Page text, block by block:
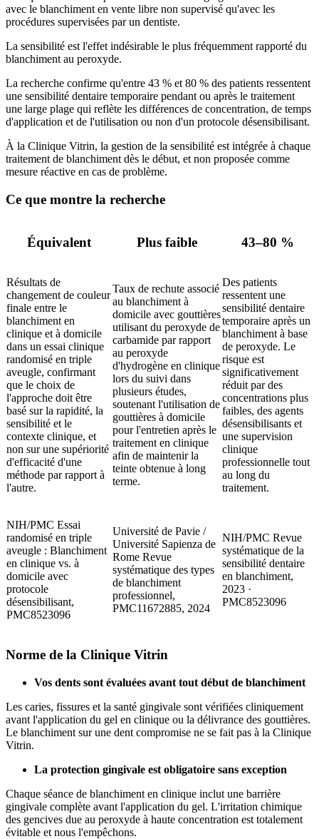
avec le blanchiment en vente libre non supervisé qu'avec les
procédures supervisées par un dentiste.
La sensibilité est l'effet indésirable le plus fréquemment rapporté du
blanchiment au peroxyde.
La recherche confirme qu'entre 43 % et 80 % des patients ressentent
une sensibilité dentaire temporaire pendant ou après le traitement
une large plage qui reflète les différences de concentration, de temps
d'application et de l'utilisation ou non d'un protocole désensibilisant.
À la Clinique Vitrin, la gestion de la sensibilité est intégrée à chaque
traitement de blanchiment dès le début, et non proposée comme
mesure réactive en cas de problème.
Ce que montre la recherche
Équivalent Plus faible 43–80 %
Résultats de
changement de couleur
finale entre le
blanchiment en
clinique et à domicile
dans un essai clinique
randomisé en triple
aveugle, confirmant
que le choix de
l'approche doit être
basé sur la rapidité, la
sensibilité et le
contexte clinique, et
non sur une supériorité
d'efficacité d'une
méthode par rapport à
l'autre.
Taux de rechute associé
au blanchiment à
domicile avec gouttières
utilisant du peroxyde de
carbamide par rapport
au peroxyde
d'hydrogène en clinique
lors du suivi dans
plusieurs études,
soutenant l'utilisation de
gouttières à domicile
pour l'entretien après le
traitement en clinique
afin de maintenir la
teinte obtenue à long
terme.
Des patients
ressentent une
sensibilité dentaire
temporaire après un
blanchiment à base
de peroxyde. Le
risque est
significativement
réduit par des
concentrations plus
faibles, des agents
désensibilisants et
une supervision
clinique
professionnelle tout
au long du
traitement.
NIH/PMC Essai
randomisé en triple
aveugle : Blanchiment
en clinique vs. à
domicile avec
protocole
désensibilisant,
PMC8523096
Université de Pavie /
Université Sapienza de
Rome Revue
systématique des types
de blanchiment
professionnel,
PMC11672885, 2024
NIH/PMC Revue
systématique de la
sensibilité dentaire
en blanchiment,
2023 ·
PMC8523096
Norme de la Clinique Vitrin
Vos dents sont évaluées avant tout début de blanchiment
Les caries, fissures et la santé gingivale sont vérifiées cliniquement
avant l'application du gel en clinique ou la délivrance des gouttières.
Le blanchiment sur une dent compromise ne se fait pas à la Clinique
Vitrin.
La protection gingivale est obligatoire sans exception
Chaque séance de blanchiment en clinique inclut une barrière
gingivale complète avant l'application du gel. L'irritation chimique
des gencives due au peroxyde à haute concentration est totalement
évitable et nous l'empêchons.